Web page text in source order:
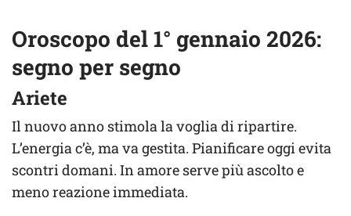
Oroscopo del 1° gennaio 2026:
segno per segno
Ariete
Il nuovo anno stimola la voglia di ripartire.
L’energia c’è, ma va gestita. Pianificare oggi evita
scontri domani. In amore serve più ascolto e
meno reazione immediata.